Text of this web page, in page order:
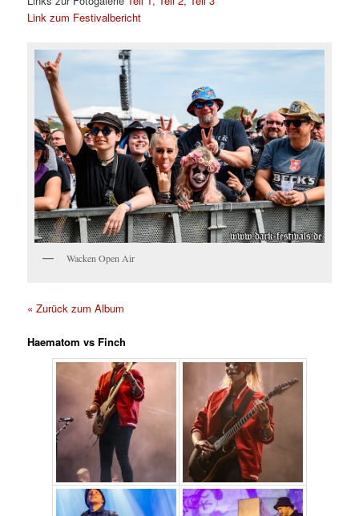
Link zum Festivalbericht
Wacken Open Air
« Zurück zum Album
Haematom vs Finch